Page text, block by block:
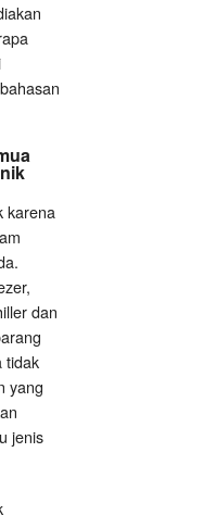
karena
dan
tidak
yang
jenis